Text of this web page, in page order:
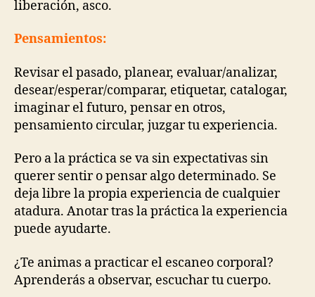
liberación, asco.
Pensamientos:
Revisar el pasado, planear, evaluar/analizar,
desear/esperar/comparar, etiquetar, catalogar,
imaginar el futuro, pensar en otros,
pensamiento circular, juzgar tu experiencia.
Pero a la práctica se va sin expectativas sin
querer sentir o pensar algo determinado. Se
deja libre la propia experiencia de cualquier
atadura. Anotar tras la práctica la experiencia
puede ayudarte.
¿Te animas a practicar el escaneo corporal?
Aprenderás a observar, escuchar tu cuerpo.